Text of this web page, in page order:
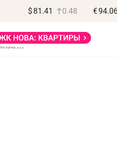
$ 81.41 0.48 €